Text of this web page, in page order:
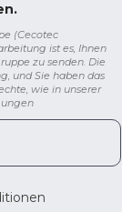
(Cecotec
ist es, Ihnen
zu senden. Die
und Sie haben das
wie in unserer